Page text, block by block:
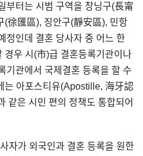
부터는 시범 구역을 창닝구(長甯
(徐匯區), 징안구(靜安區), 민항
정인데 결혼 당사자 중 어느 한
경우 시(市)급 결혼등록기관이나
기관에서 국제결혼 등록을 할 수
는 아포스티유(Apostille, 海牙認
같은 시민 편의 정책도 통합되어
자가 외국인과 결혼 등록을 원한